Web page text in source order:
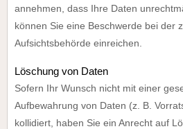
annehmen, dass Ihre Daten
können Sie eine Beschwerde bei der
Aufsichtsbehörde einreichen.
Löschung von Daten
Sofern Ihr Wunsch nicht mit einer
Aufbewahrung von Daten (z. B.
kollidiert, haben Sie ein Anrecht auf